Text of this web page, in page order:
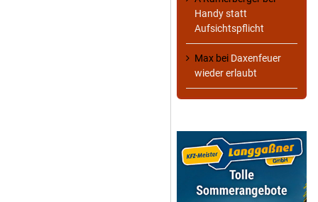
Handy statt
Aufsichtspflicht
Max bei Daxenfeuer
wieder erlaubt